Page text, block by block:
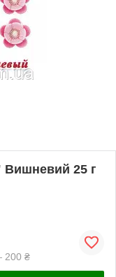
Вишневий 25 г
200 ₴